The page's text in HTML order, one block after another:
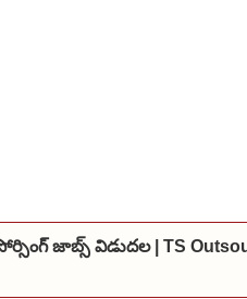
జాబ్స్ విడుదల | TS